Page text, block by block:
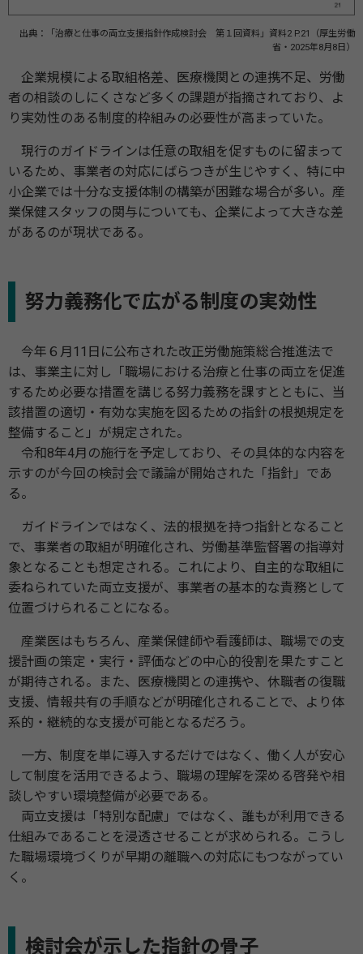
出典：「治療と仕事の両立支援指針作成検討会 第１回資料」資料2 P.21（厚生労働
省・2025年8月8日）
企業規模による取組格差、医療機関との連携不足、労働
者の相談のしにくさなど多くの課題が指摘されており、よ
り実効性のある制度的枠組みの必要性が高まっていた。
現行のガイドラインは任意の取組を促すものに留まって
いるため、事業者の対応にばらつきが生じやすく、特に中
小企業では十分な支援体制の構築が困難な場合が多い。産
業保健スタッフの関与についても、企業によって大きな差
があるのが現状である。
努力義務化で広がる制度の実効性
今年６月11日に公布された改正労働施策総合推進法で
は、事業主に対し「職場における治療と仕事の両立を促進
するため必要な措置を講じる努力義務を課すとともに、当
該措置の適切・有効な実施を図るための指針の根拠規定を
整備すること」が規定された。
令和8年4月の施行を予定しており、その具体的な内容を
示すのが今回の検討会で議論が開始された「指針」であ
る。
ガイドラインではなく、法的根拠を持つ指針となること
で、事業者の取組が明確化され、労働基準監督署の指導対
象となることも想定される。これにより、自主的な取組に
委ねられていた両立支援が、事業者の基本的な責務として
位置づけられることになる。
産業医はもちろん、産業保健師や看護師は、職場での支
援計画の策定・実行・評価などの中心的役割を果たすこと
が期待される。また、医療機関との連携や、休職者の復職
支援、情報共有の手順などが明確化されることで、より体
系的・継続的な支援が可能となるだろう。
一方、制度を単に導入するだけではなく、働く人が安心
して制度を活用できるよう、職場の理解を深める啓発や相
談しやすい環境整備が必要である。
両立支援は「特別な配慮」ではなく、誰もが利用できる
仕組みであることを浸透させることが求められる。こうし
た職場環境づくりが早期の離職への対応にもつながってい
く。
検討会が示した指針の骨子